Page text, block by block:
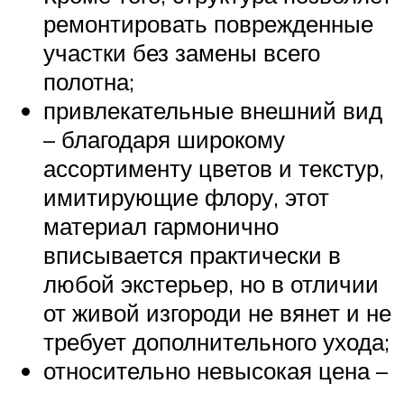
ремонтировать поврежденные
участки без замены всего
полотна;
привлекательные внешний вид
– благодаря широкому
ассортименту цветов и текстур,
имитирующие флору, этот
материал гармонично
вписывается практически в
любой экстерьер, но в отличии
от живой изгороди не вянет и не
требует дополнительного ухода;
относительно невысокая цена –